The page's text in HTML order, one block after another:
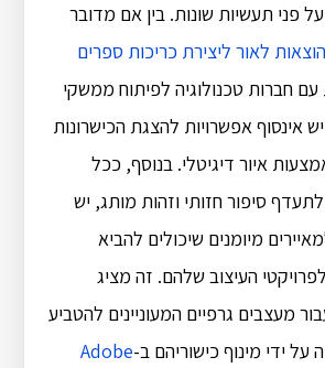
פני תעשיות שונות. בין אם מדובר
הוצאות לאור ליצירת כריכות ספרים
חברות טכנולוגיה לפיתוח ממשקי
אינסוף אפשרויות להצגת הכישרונות
איור דיגיטלי. בנוסף, ככל
סיפור חזותי וזהות מותג, יש
מיומנים שיכולים להביא
לפרויקטי העיצוב שלהם. זה מציג
מעצבים גרפיים המעוניינים להטביע
ידי מינוף כישוריהם ב-Adobe